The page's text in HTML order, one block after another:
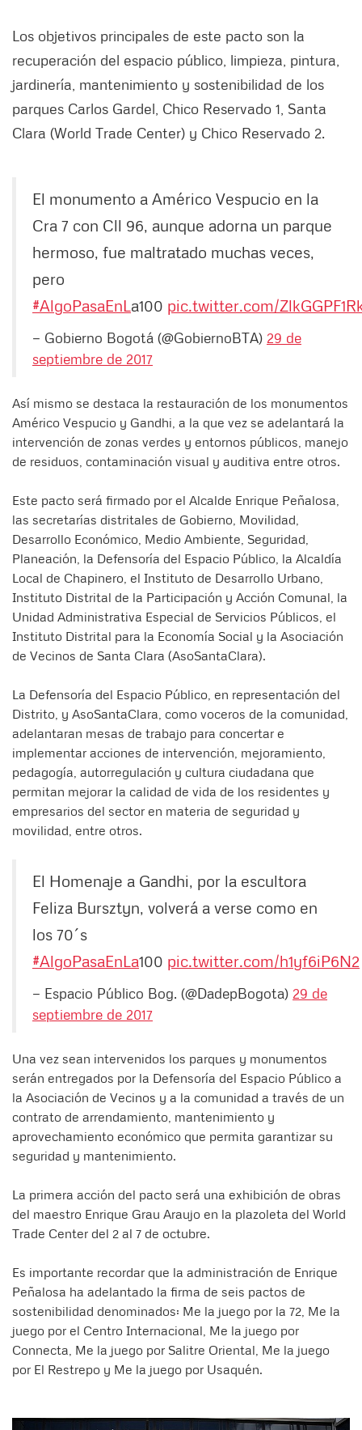
Los objetivos principales de este pacto son la
recuperación del espacio público, limpieza, pintura,
jardinería, mantenimiento y sostenibilidad de los
parques Carlos Gardel, Chico Reservado 1, Santa
Clara (World Trade Center) y Chico Reservado 2.
El monumento a Américo Vespucio en la
Cra 7 con Cll 96, aunque adorna un parque
hermoso, fue maltratado muchas veces,
pero
#AlgoPasaEnLa100 pic.twitter.com/
— Gobierno Bogotá (@GobiernoBTA) 29 de
septiembre de 2017
Así mismo se destaca la restauración de los monumentos
Américo Vespucio y Gandhi, a la que vez se adelantará la
intervención de zonas verdes y entornos públicos, manejo
de residuos, contaminación visual y auditiva entre otros.
Este pacto será firmado por el Alcalde Enrique Peñalosa,
las secretarías distritales de Gobierno, Movilidad,
Desarrollo Económico, Medio Ambiente, Seguridad,
Planeación, la Defensoría del Espacio Público, la Alcaldía
Local de Chapinero, el Instituto de Desarrollo Urbano,
Instituto Distrital de la Participación y Acción Comunal, la
Unidad Administrativa Especial de Servicios Públicos, el
Instituto Distrital para la Economía Social y la Asociación
de Vecinos de Santa Clara (AsoSantaClara).
La Defensoría del Espacio Público, en representación del
Distrito, y AsoSantaClara, como voceros de la comunidad,
adelantaran mesas de trabajo para concertar e
implementar acciones de intervención, mejoramiento,
pedagogía, autorregulación y cultura ciudadana que
permitan mejorar la calidad de vida de los residentes y
empresarios del sector en materia de seguridad y
movilidad, entre otros.
El Homenaje a Gandhi, por la escultora
Feliza Bursztyn, volverá a verse como en
los 70´s
#AlgoPasaEnLa100 pic.twitter.com/h1yf6iP6N2
— Espacio Público Bog. (@DadepBogota) 29 de
septiembre de 2017
Una vez sean intervenidos los parques y monumentos
serán entregados por la Defensoría del Espacio Público a
la Asociación de Vecinos y a la comunidad a través de un
contrato de arrendamiento, mantenimiento y
aprovechamiento económico que permita garantizar su
seguridad y mantenimiento.
La primera acción del pacto será una exhibición de obras
del maestro Enrique Grau Araujo en la plazoleta del World
Trade Center del 2 al 7 de octubre.
Es importante recordar que la administración de Enrique
Peñalosa ha adelantado la firma de seis pactos de
sostenibilidad denominados: Me la juego por la 72, Me la
juego por el Centro Internacional, Me la juego por
Connecta, Me la juego por Salitre Oriental, Me la juego
por El Restrepo y Me la juego por Usaquén.